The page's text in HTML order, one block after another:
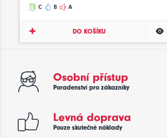
C B A
DO KOŠÍKU
Osobní přístup
Poradenství pro zákazníky
Levná doprava
Pouze skutečné náklady